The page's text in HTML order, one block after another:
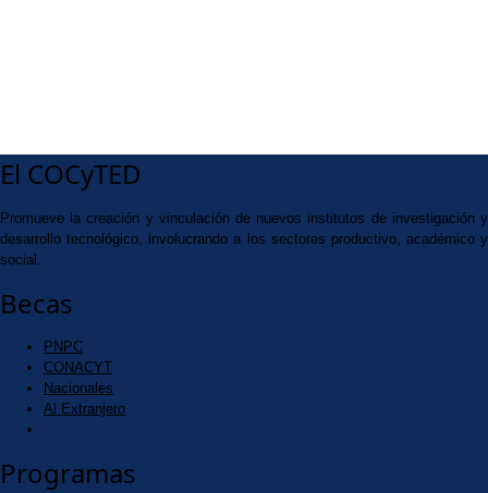
El COCyTED
Promueve la creación y vinculación de nuevos institutos de investigación y
desarrollo tecnológico, involucrando a los sectores productivo, académico y
social.
Becas
PNPC
CONACYT
Nacionales
Al Extranjero
Programas